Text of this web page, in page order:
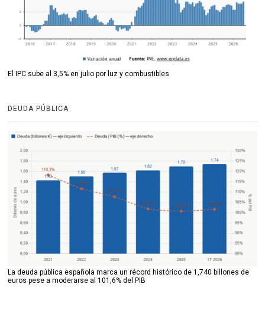
El IPC sube al 3,5% en julio por luz y combustibles
DEUDA PÚBLICA
La deuda pública española marca un récord histórico de 1,740 billones de
euros pese a moderarse al 101,6% del PIB